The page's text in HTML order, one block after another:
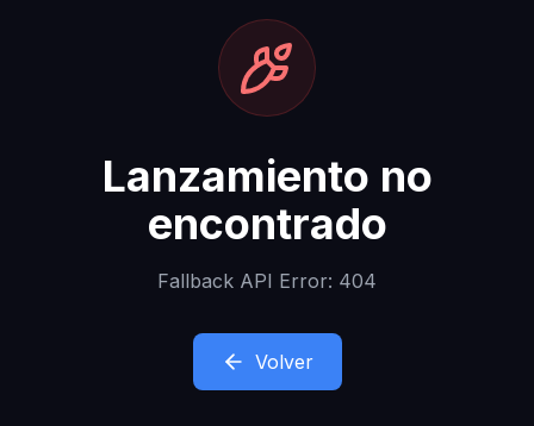
Lanzamiento no
encontrado
Fallback API Error: 404
Volver